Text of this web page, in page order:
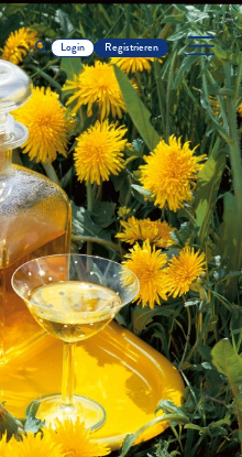
Login Registrieren